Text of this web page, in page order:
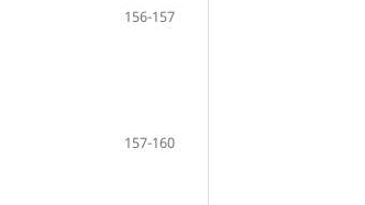
156-157
157-160